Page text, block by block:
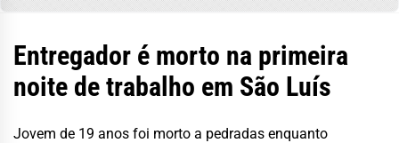
Entregador é morto na primeira
noite de trabalho em São Luís
Jovem de 19 anos foi morto a pedradas enquanto